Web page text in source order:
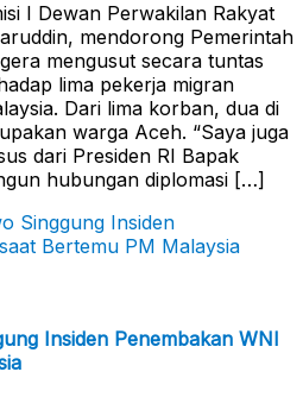
I Dewan Perwakilan Rakyat
mendorong Pemerintah
mengusut secara tuntas
lima pekerja migran
Dari lima korban, dua di
warga Aceh. “Saya juga
dari Presiden RI Bapak
hubungan diplomasi […]
Insiden Penembakan WNI